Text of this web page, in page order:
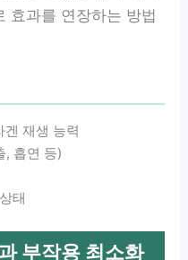
효과를 연장하는 방법
겐 재생 능력
, 흡연 등)
태
부작용 최소화